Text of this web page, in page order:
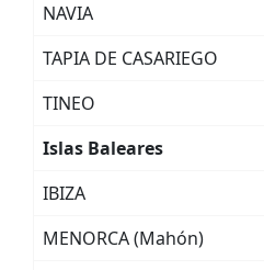
NAVIA
TAPIA DE CASARIEGO
TINEO
Islas Baleares
IBIZA
MENORCA (Mahón)